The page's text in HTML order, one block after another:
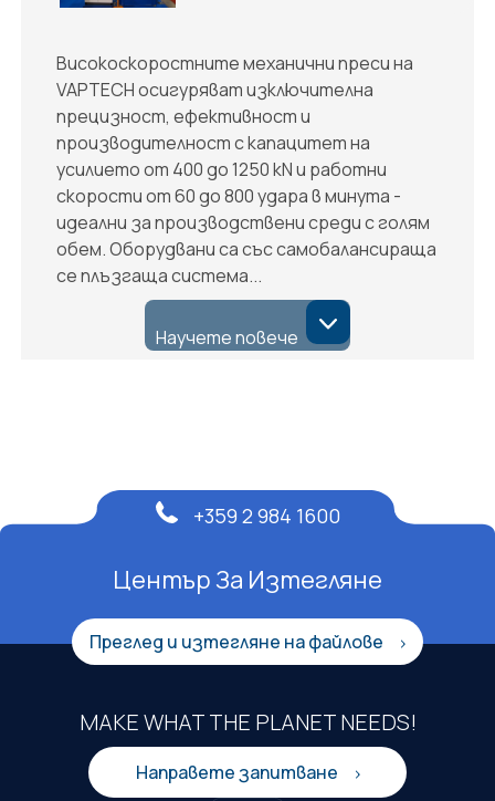
Високоскоростните механични преси на
VAPTECH осигуряват изключителна
прецизност, ефективност и
производителност с капацитет на
усилието от 400 до 1250 kN и работни
скорости от 60 до 800 удара в минута -
идеални за производствени среди с голям
обем. Оборудвани са със самобалансираща
се плъзгаща система...
Научете повече
Център За Изтегляне
Преглед и изтегляне на файлове
+359 2 984 1600
MAKE WHAT THE PLANET NEEDS!
Направете запитване